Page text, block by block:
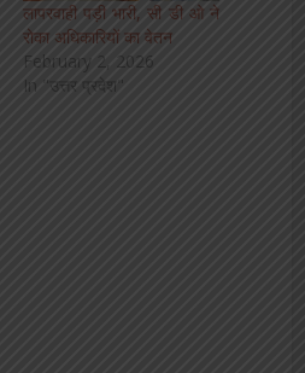
लापरवाही पड़ी भारी, सी डी ओ ने
रोका अधिकारियों का वेतन
February 2, 2026
In "उत्तर प्रदेश"